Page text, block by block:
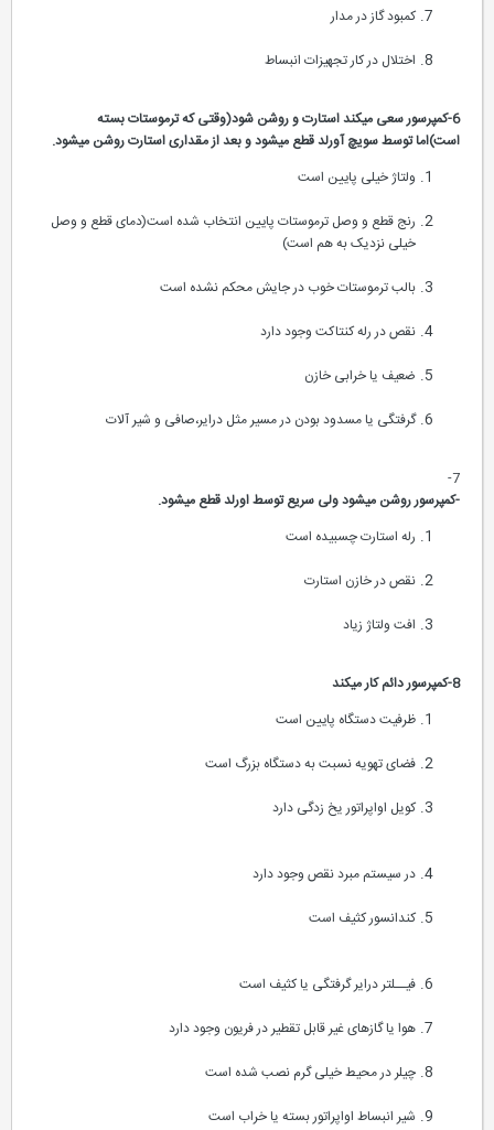
کمبود گاز در مدار
اختلال در کار تجهیزات انبساط
6-کمپرسور سعی میکند استارت و روشن شود(وقتی که ترموستات بسته
است)اما توسط سویچ آورلد قطع میشود و بعد از مقداری استارت روشن میشود.
ولتاژ خیلی پایین است
رنج قطع و وصل ترموستات پایین انتخاب شده است(دمای قطع و وصل
خیلی نزدیک به هم است)
بالب ترموستات خوب در جایش محکم نشده است
نقص در رله کنتاکت وجود دارد
ضعیف یا خرابی خازن
گرفتگی یا مسدود بودن در مسیر مثل درایر،صافی و شیر آلات
-کمپرسور روشن میشود ولی سریع توسط اورلد قطع میشود.
رله استارت چسبیده است
نقص در خازن استارت
افت ولتاژ زیاد
ظرفیت دستگاه پایین است
فضای تهویه نسبت به دستگاه بزرگ است
کویل اواپراتور یخ زدگی دارد
در سیستم مبرد نقص وجود دارد
کندانسور کثیف است
فیــلتر درایر گرفتگی یا کثیف است
هوا یا گازهای غیر قابل تقطیر در فریون وجود دارد
چیلر در محیط خیلی گرم نصب شده است
شیر انبساط اواپراتور بسته یا خراب است